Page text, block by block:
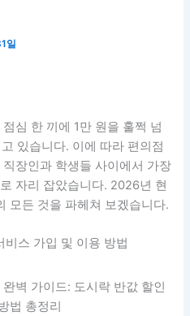
일
심 한 끼에 1만 원을 훌쩍 넘
있습니다. 이에 따라 편의점
장인과 학생들 사이에서 가장
자리 잡았습니다. 2026년 현
모든 것을 파헤쳐 보겠습니다.
비스 가입 및 이용 방법